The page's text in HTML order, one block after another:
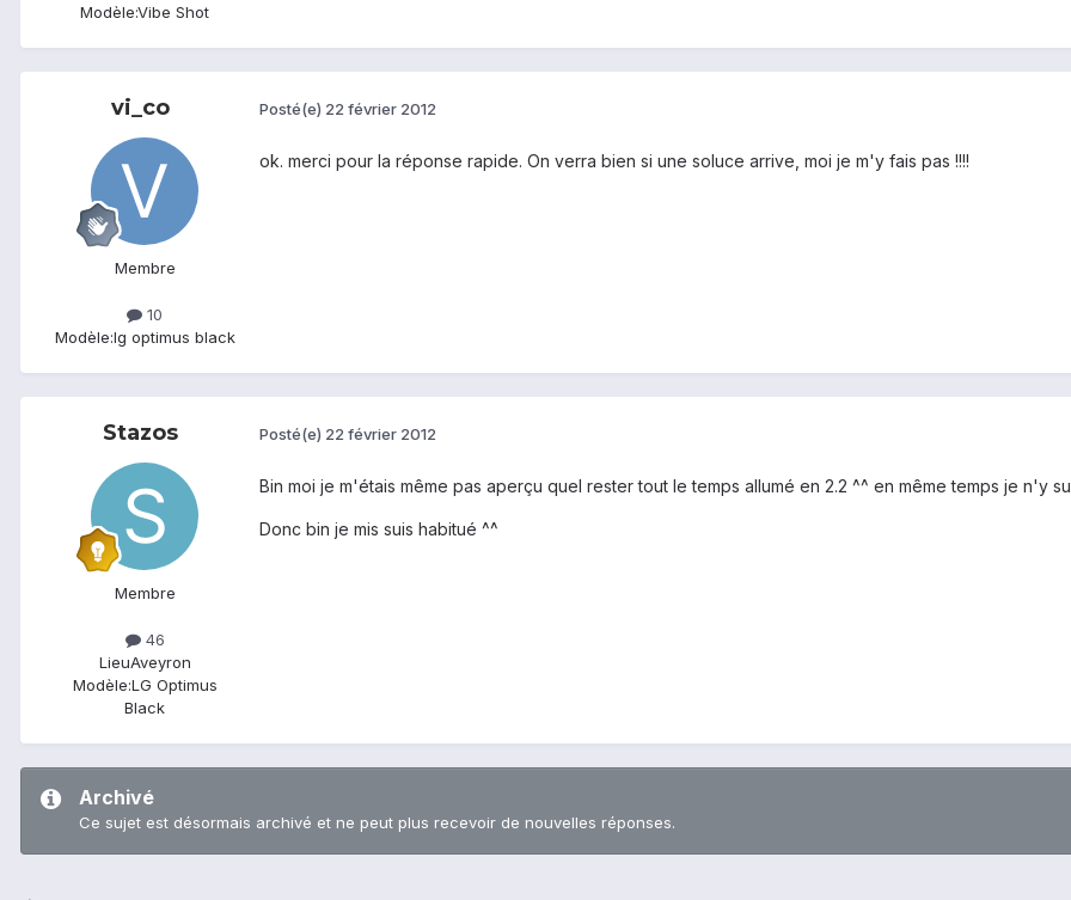
Modèle:Vibe Shot
vi_co
Membre
10
Modèle:lg optimus black
Posté(e) 22 février 2012
ok. merci pour la réponse rapide. On verra bien si une soluce arrive, moi je m'y fais pas !!!!
Stazos
Membre
46
LieuAveyron
Modèle:LG Optimus
Black
Posté(e) 22 février 2012
Bin moi je m'étais même pas aperçu quel rester tout le temps allumé en 2.2 ^^ en même temps je n'y
Donc bin je mis suis habitué ^^
Archivé
Ce sujet est désormais archivé et ne peut plus recevoir de nouvelles réponses.